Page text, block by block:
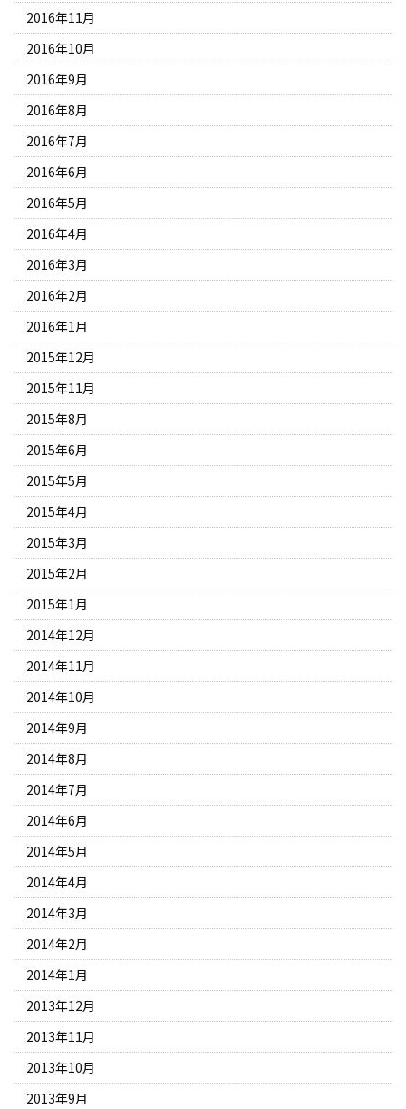
2016年11月
2016年10月
2016年9月
2016年8月
2016年7月
2016年6月
2016年5月
2016年4月
2016年3月
2016年2月
2016年1月
2015年12月
2015年11月
2015年8月
2015年6月
2015年5月
2015年4月
2015年3月
2015年2月
2015年1月
2014年12月
2014年11月
2014年10月
2014年9月
2014年8月
2014年7月
2014年6月
2014年5月
2014年4月
2014年3月
2014年2月
2014年1月
2013年12月
2013年11月
2013年10月
2013年9月